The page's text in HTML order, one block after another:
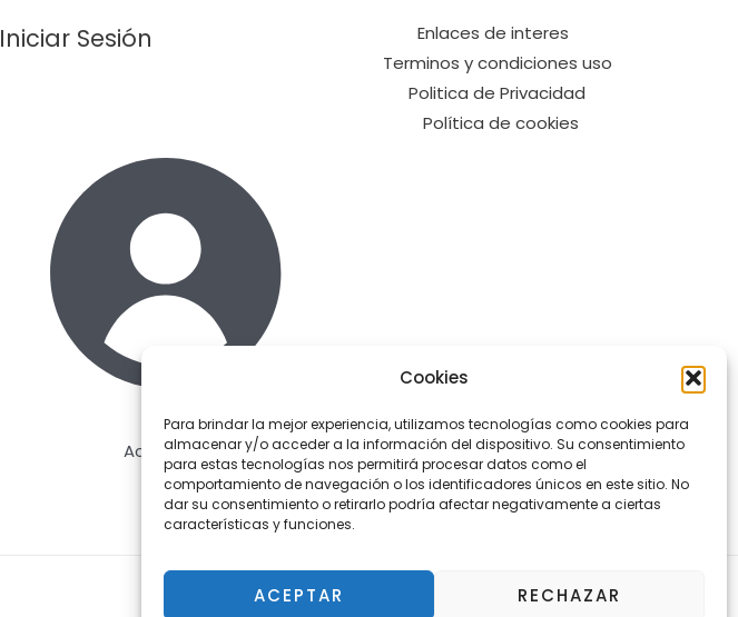
Cookies
Para brindar la mejor experiencia, utilizamos tecnologías como cookies para
almacenar y/o acceder a la información del dispositivo. Su consentimiento
para estas tecnologías nos permitirá procesar datos como el
comportamiento de navegación o los identificadores únicos en este sitio. No
dar su consentimiento o retirarlo podría afectar negativamente a ciertas
características y funciones.
ACEPTAR RECHAZAR
Iniciar Sesión
Acceder
Enlaces de interes
Terminos y condiciones uso
Politica de Privacidad
Política de cookies